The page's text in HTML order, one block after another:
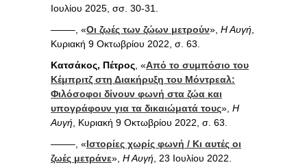
Ιουλίου 2025, σσ. 30-31.
——–, «Οι ζωές των ζώων μετρούν», Η Αυγή
Κυριακή 9 Οκτωβρίου 2022, σ. 63.
Κατσάκος, Πέτρος , «Από το συμπόσιο του
Κέμπριτζ στη Διακήρυξη του Μόντρεαλ:
Φιλόσοφοι δίνουν φωνή στα ζώα και
υπογράφουν για τα δικαιώματά τους», Η
Αυγή , Κυριακή 9 Οκτωβρίου 2022, σ. 63.
——–, «Ιστορίες χωρίς φωνή / Κι αυτές οι
ζωές μετράνε», Η Αυγή , 23 Ιουλίου 2022.